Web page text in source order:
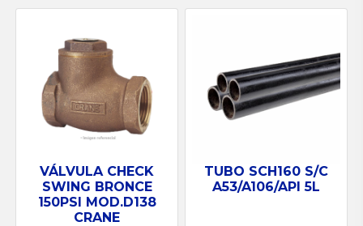
VÁLVULA CHECK
SWING BRONCE
150PSI MOD.D138
CRANE
TUBO SCH160 S/C
A53/A106/API 5L